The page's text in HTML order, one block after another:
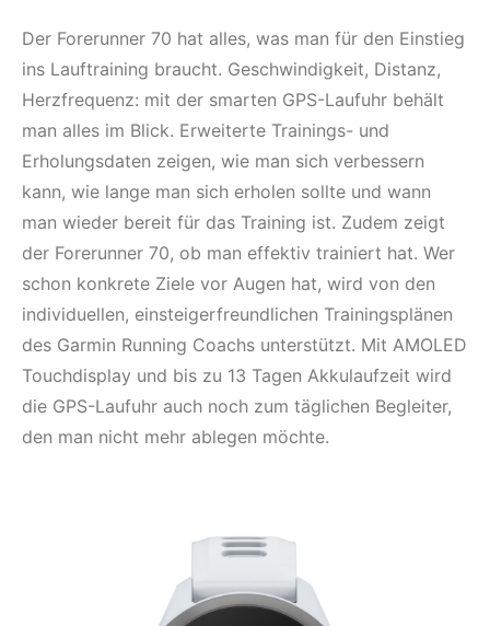
Der Forerunner 70 hat alles, was man für den Einstieg
ins Lauftraining braucht. Geschwindigkeit, Distanz,
Herzfrequenz: mit der smarten GPS-Laufuhr behält
man alles im Blick. Erweiterte Trainings- und
Erholungsdaten zeigen, wie man sich verbessern
kann, wie lange man sich erholen sollte und wann
man wieder bereit für das Training ist. Zudem zeigt
der Forerunner 70, ob man effektiv trainiert hat. Wer
schon konkrete Ziele vor Augen hat, wird von den
individuellen, einsteigerfreundlichen Trainingsplänen
des Garmin Running Coachs unterstützt. Mit AMOLED
Touchdisplay und bis zu 13 Tagen Akkulaufzeit wird
die GPS-Laufuhr auch noch zum täglichen Begleiter,
den man nicht mehr ablegen möchte.